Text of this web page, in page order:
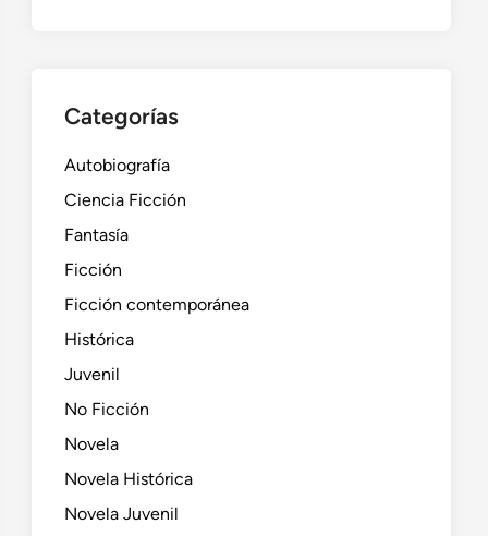
Categorías
Autobiografía
Ciencia Ficción
Fantasía
Ficción
Ficción contemporánea
Histórica
Juvenil
No Ficción
Novela
Novela Histórica
Novela Juvenil